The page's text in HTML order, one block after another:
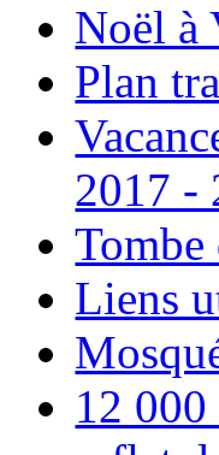
Noël à
Plan
2017 -
Liens
12